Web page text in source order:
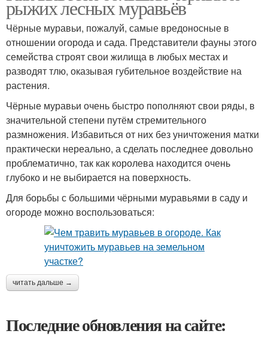
рыжих лесных муравьёв
Чёрные муравьи, пожалуй, самые вредоносные в
отношении огорода и сада. Представители фауны этого
семейства строят свои жилища в любых местах и
разводят тлю, оказывая губительное воздействие на
растения.
Чёрные муравьи очень быстро пополняют свои ряды, в
значительной степени путём стремительного
размножения. Избавиться от них без уничтожения матки
практически нереально, а сделать последнее довольно
проблематично, так как королева находится очень
глубоко и не выбирается на поверхность.
Для борьбы с большими чёрными муравьями в саду и
огороде можно воспользоваться:
читать дальше →
Последние обновления на сайте: